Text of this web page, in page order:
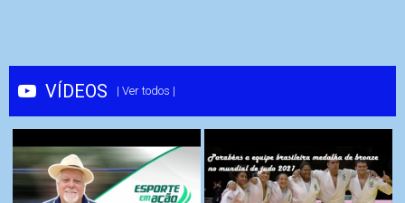
VÍDEOS | Ver todos |